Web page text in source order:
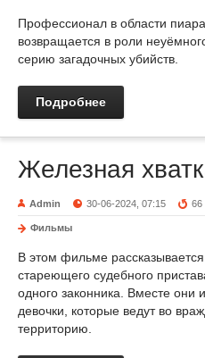
Профессионал в области
возвращается в роли
серию загадочных убийств.
Подробнее
Железная
Admin 30-06-2024, 07:15 66
Фильмы
В этом фильме
стареющего судебного
одного законника. Вместе они
девочки, которые ведут во
территорию.